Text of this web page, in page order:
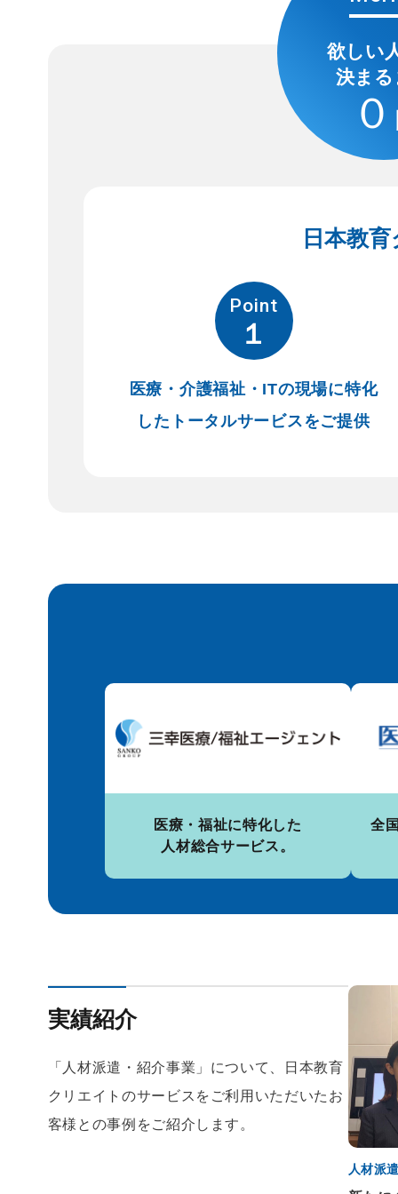
欲しい
決まる
０
日本教
Point
１
医療・介護福祉・ITの現場に特化
したトータルサービスをご提供
医療・福祉に特化した
人材総合サービス。
全
実績紹介
「人材派遣・紹介事業」について、日本教育
クリエイトのサービスをご利用いただいたお
客様との事例をご紹介します。
人材派